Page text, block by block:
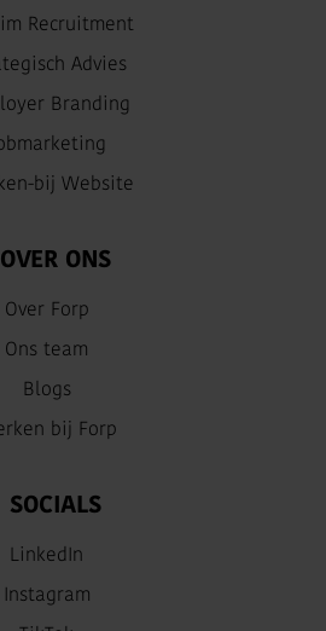
Recruitment
Advies
Branding
bij Website
OVER ONS
Over Forp
Ons team
Blogs
bij Forp
SOCIALS
LinkedIn
Instagram